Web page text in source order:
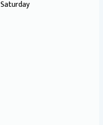
Saturday